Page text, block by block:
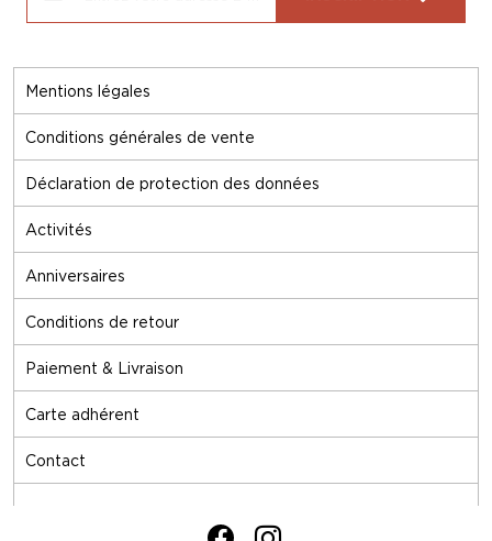
Mentions légales
Conditions générales de vente
Déclaration de protection des données
Activités
Anniversaires
Conditions de retour
Paiement & Livraison
Carte adhérent
Contact